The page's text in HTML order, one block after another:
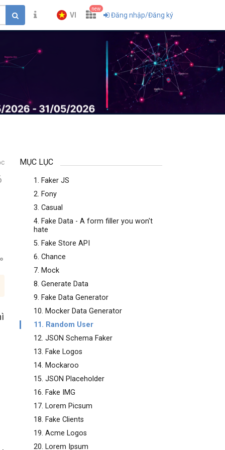
VI
new
Đăng nhập/Đăng ký
MỤC LỤC
1. Faker JS
2. Fony
3. Casual
4. Fake Data - A form filler you won't
hate
5. Fake Store API
6. Chance
7. Mock
8. Generate Data
9. Fake Data Generator
10. Mocker Data Generator
11. Random User
12. JSON Schema Faker
13. Fake Logos
14. Mockaroo
15. JSON Placeholder
16. Fake IMG
17. Lorem Picsum
18. Fake Clients
19. Acme Logos
20. Lorem Ipsum